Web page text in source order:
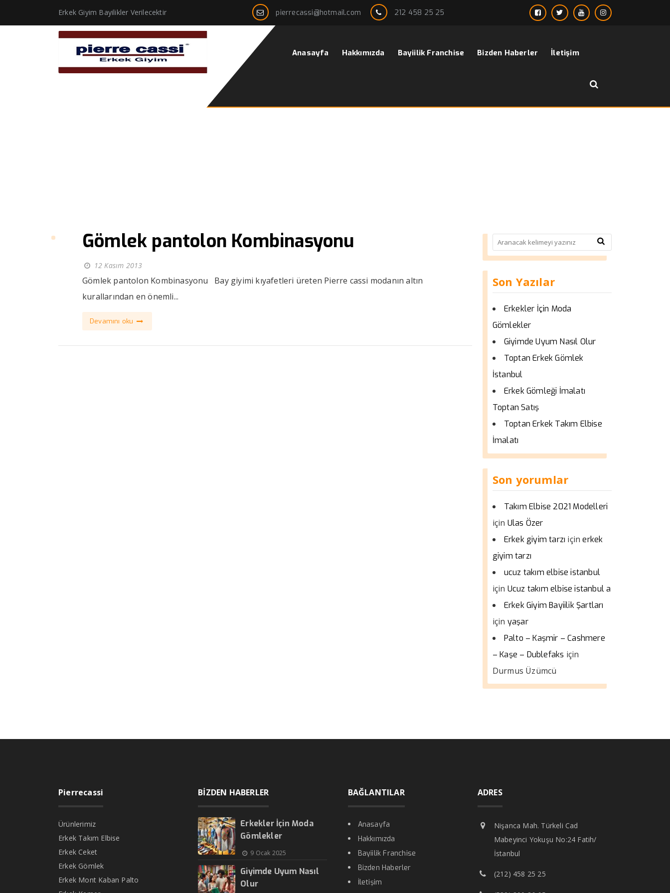
Erkek Giyim Bayilikler Verilecektir pierrecassi@hotmail.com 212 458 25 25
Anasayfa Hakkımızda Bayiilik Franchise Bizden Haberler İletişim
Gömlek pantolon Kombinasyonu
12 Kasım 2013
Gömlek pantolon Kombinasyonu Bay giyimi kıyafetleri üreten Pierre cassi modanın altın
kurallarından en önemli...
Devamını oku
Son Yazılar
Erkekler İçin Moda
Gömlekler
Giyimde Uyum Nasıl Olur
Toptan Erkek Gömlek
İstanbul
Erkek Gömleği İmalatı
Toptan Satış
Toptan Erkek Takım Elbise
İmalatı
Son yorumlar
Takım Elbise 2021 Modelleri
için Ulas Özer
Erkek giyim tarzı içinerkek
giyim tarzı
ucuz takım elbise istanbul
için Ucuz takım elbise istanbul a
Erkek Giyim Bayiilik Şartları
için yaşar
Palto – Kaşmir – Cashmere
– Kaşe – Dublefaks için
Durmus Üzümcü
Pierrecassi
Ürünlerimiz
Erkek Takım Elbise
Erkek Ceket
Erkek Gömlek
Erkek Mont Kaban Palto
BİZDEN HABERLER
Erkekler İçin Moda
Gömlekler
9 Ocak 2025
Giyimde Uyum Nasıl
Olur
BAĞLANTILAR
Anasayfa
Hakkımızda
Bayiilik Franchise
Bizden Haberler
İletişim
ADRES
Nişanca Mah. Türkeli Cad
Mabeyinci Yokuşu No:24 Fatih/
İstanbul
(212) 458 25 25